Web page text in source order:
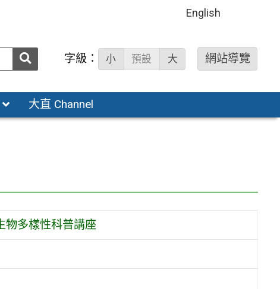
English
送出 字級： 小 預設 大 網站導覽
大直 Channel
物多樣性科普講座